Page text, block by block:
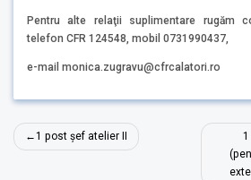
Pentru alte relaţii suplimentare rugăm
telefon CFR 124548, mobil 0731990437,
e-mail monica.zugravu@cfrcalatori.ro
Post
navigation
1 post șef atelier II